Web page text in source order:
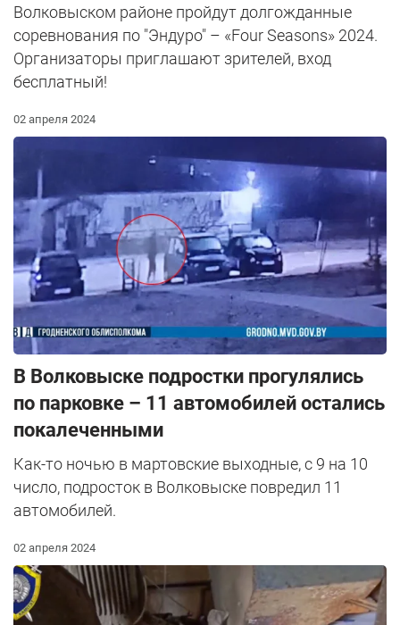
Волковыском районе пройдут долгожданные
соревнования по "Эндуро" – «Four Seasons» 2024.
Организаторы приглашают зрителей, вход
бесплатный!
02 апреля 2024
В Волковыске подростки прогулялись
по парковке – 11 автомобилей остались
покалеченными
Как-то ночью в мартовские выходные, с 9 на 10
число, подросток в Волковыске повредил 11
автомобилей.
02 апреля 2024